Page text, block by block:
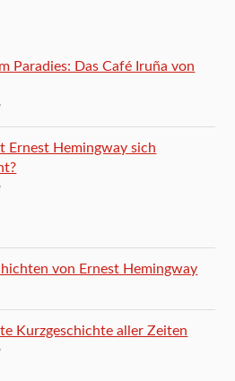
Paradies: Das Café Iruña von
Ernest Hemingway sich
von Ernest Hemingway
Kurzgeschichte aller Zeiten